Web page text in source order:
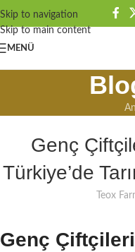
Skip to navigation
Skip to main content
MENÜ
Genç
Türkiye’de
Teox
Genç